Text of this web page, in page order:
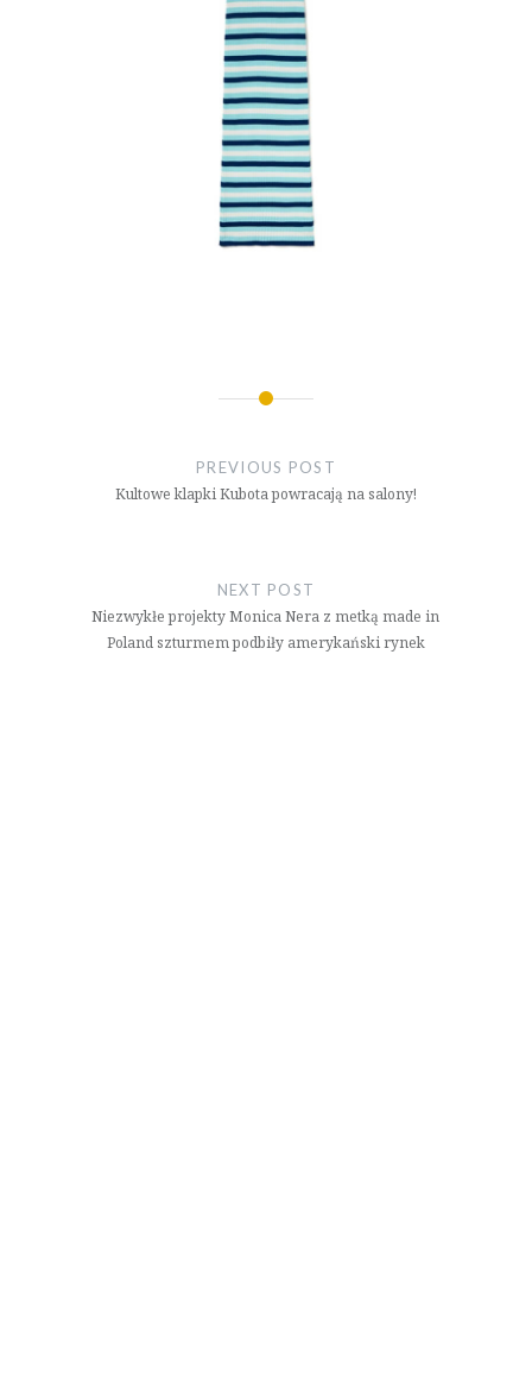
PREVIOUS POST
Kultowe klapki Kubota powracają na salony!
NEXT POST
Niezwykłe projekty Monica Nera z metką made in
Poland szturmem podbiły amerykański rynek